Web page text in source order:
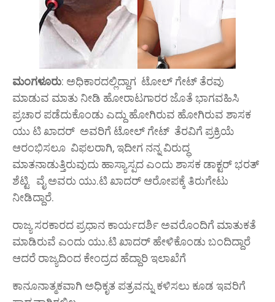
ಮಂಗಳೂರು: ಅಧಿಕಾರದಲ್ಲಿದ್ದಾಗ ಟೋಲ್ ಗೇಟ್ ತೆರವು
ಮಾಡುವ ಮಾತು ನೀಡಿ ಹೋರಾಟಗಾರರ ಜೊತೆ ಭಾಗವಹಿಸಿ
ಪ್ರಚಾರ ಪಡೆದುಕೊಂಡು ಎದ್ದು ಹೋಗಿರುವ ಹೋಗಿರುವ ಶಾಸಕ
ಯು ಟಿ ಖಾದರ್ ಅವರಿಗೆ ಟೋಲ್ ಗೇಟ್ ತೆರವಿಗೆ ಪ್ರಕ್ರಿಯೆ
ಆರಂಭಿಸಲೂ ವಿಫಲರಾಗಿ, ಇದೀಗ ನನ್ನ ವಿರುದ್ಧ
ಮಾತನಾಡುತ್ತಿರುವುದು ಹಾಸ್ಯಾಸ್ಪದ ಎಂದು ಶಾಸಕ ಡಾಕ್ಟರ್ ಭರತ್
ಶೆಟ್ಟಿ ವೈ ಅವರು ಯು.ಟಿ ಖಾದರ್ ಆರೋಪಕ್ಕೆ ತಿರುಗೇಟು
ನೀಡಿದ್ದಾರೆ.
ರಾಜ್ಯ ಸರಕಾರದ ಪ್ರಧಾನ ಕಾರ್ಯದರ್ಶಿ ಅವರೊಂದಿಗೆ ಮಾತುಕತೆ
ಮಾಡಿರುವೆ ಎಂದು ಯು.ಟಿ ಖಾದರ್ ಹೇಳಿಕೊಂಡು ಬಂದಿದ್ದಾರೆ
ಆದರೆ ರಾಜ್ಯದಿಂದ ಕೇಂದ್ರದ ಹೆದ್ದಾರಿ ಇಲಾಖೆಗೆ
ಕಾನೂನಾತ್ಮಕವಾಗಿ ಅಧಿಕೃತ ಪತ್ರವನ್ನು ಕಳಿಸಲು ಕೂಡ ಇವರಿಗೆ